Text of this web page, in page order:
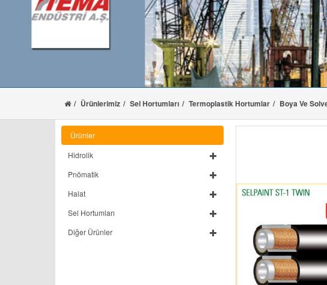
Ürünlerimiz Sel Hortumları Termoplastik Hortumlar Boya Ve
Ürünler
Hidrolik
Pnömatik
Halat
Sel Hortumları
Diğer Ürünler